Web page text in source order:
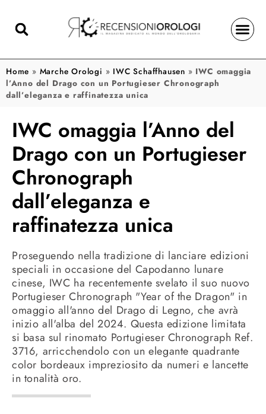
Home » Marche Orologi » IWC Schaffhausen » IWC omaggia
l’Anno del Drago con un Portugieser Chronograph
dall’eleganza e raffinatezza unica
IWC omaggia l’Anno del
Drago con un Portugieser
Chronograph
dall’eleganza e
raffinatezza unica
Proseguendo nella tradizione di lanciare edizioni
speciali in occasione del Capodanno lunare
cinese, IWC ha recentemente svelato il suo nuovo
Portugieser Chronograph "Year of the Dragon" in
omaggio all'anno del Drago di Legno, che avrà
inizio all'alba del 2024. Questa edizione limitata
si basa sul rinomato Portugieser Chronograph Ref.
3716, arricchendolo con un elegante quadrante
color bordeaux impreziosito da numeri e lancette
in tonalità oro.